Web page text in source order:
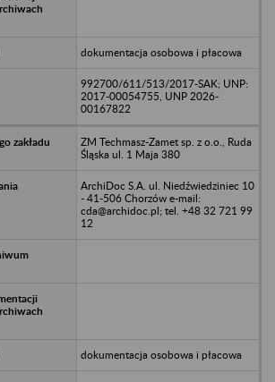
dokumentacja osobowa i płacowa
992700/611/513/2017-SAK; UNP:
2017-00054755, UNP 2026-
00167822
ZM Techmasz-Zamet sp. z o.o., Ruda
Śląska ul. 1 Maja 380
ArchiDoc S.A. ul. Niedźwiedziniec 10
- 41-506 Chorzów e-mail:
cda@archidoc.pl; tel. +48 32 721 99
12
dokumentacja osobowa i płacowa